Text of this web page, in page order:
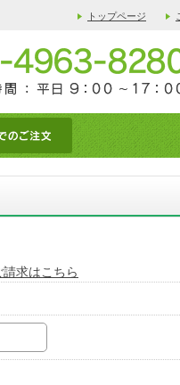
トップページ
求はこちら